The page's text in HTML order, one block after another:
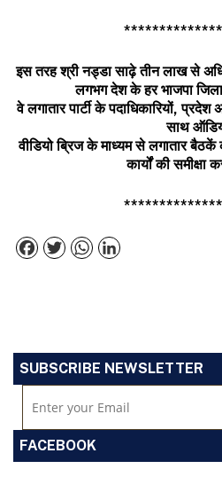
इस तरह श्री नड्डा साढ़े तीन लाख से
लगभग देश के हर भाजपा
वे लगातार पार्टी के पदाधिकारियों,प्रदेश
साथ
वीडियो ब्रिज के माध्यम से लगातार बैठकें
कार्यों की समीक्षा
Facebook
TwitterWhatsApp
SUBSCRIBE NEWSLETTER
FACEBOOK